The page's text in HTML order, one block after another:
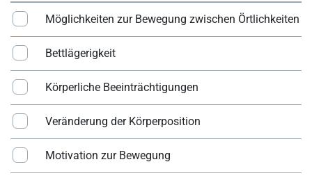
Möglichkeiten zur Bewegung zwischen Örtlichkeiten
Bettlägerigkeit
Körperliche Beeinträchtigungen
Veränderung der Körperposition
Motivation zur Bewegung